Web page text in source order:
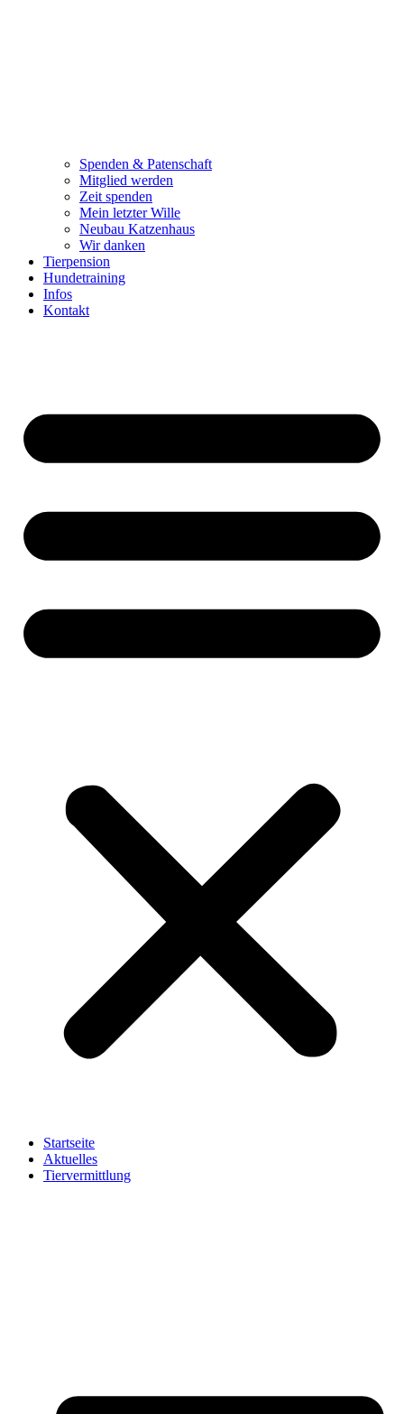
Spenden & Patenschaft
Mitglied werden
Zeit spenden
Mein letzter Wille
Neubau Katzenhaus
Wir danken
Tierpension
Hundetraining
Infos
Kontakt
Startseite
Aktuelles
Tiervermittlung